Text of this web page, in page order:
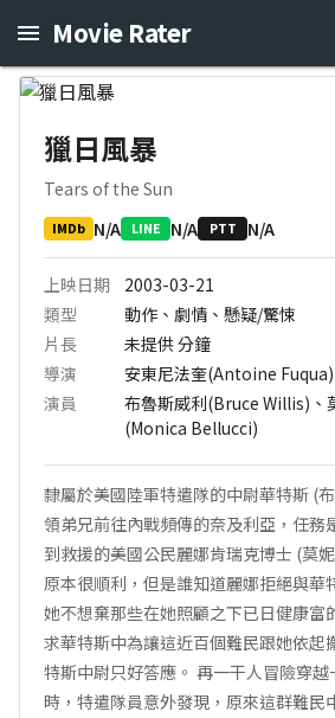
Movie Rater
獵日風暴
Tears of the Sun
IMDb N/A LINE N/A PTT N/A
上映日期
2003-03-21
類型
動作、劇情、懸疑/驚悚
片長
未提供分鐘
導演
安東尼法奎(Antoine Fuqua)
演員
布魯斯威利(Bruce Willis)、
(Monica Bellucci)
隸屬於美國陸軍特遣隊的中尉華特斯 (
領弟兄前往內戰頻傳的奈及利亞，任務
到救援的美國公民麗娜肯瑞克博士 (莫
原本很順利，但是誰知道麗娜拒絕與華
她不想棄那些在她照顧之下已日健康富
求華特斯中為讓這近百個難民跟她依起
特斯中尉只好答應。 再一干人冒險穿
時，特遣隊員意外發現，原來這群難民